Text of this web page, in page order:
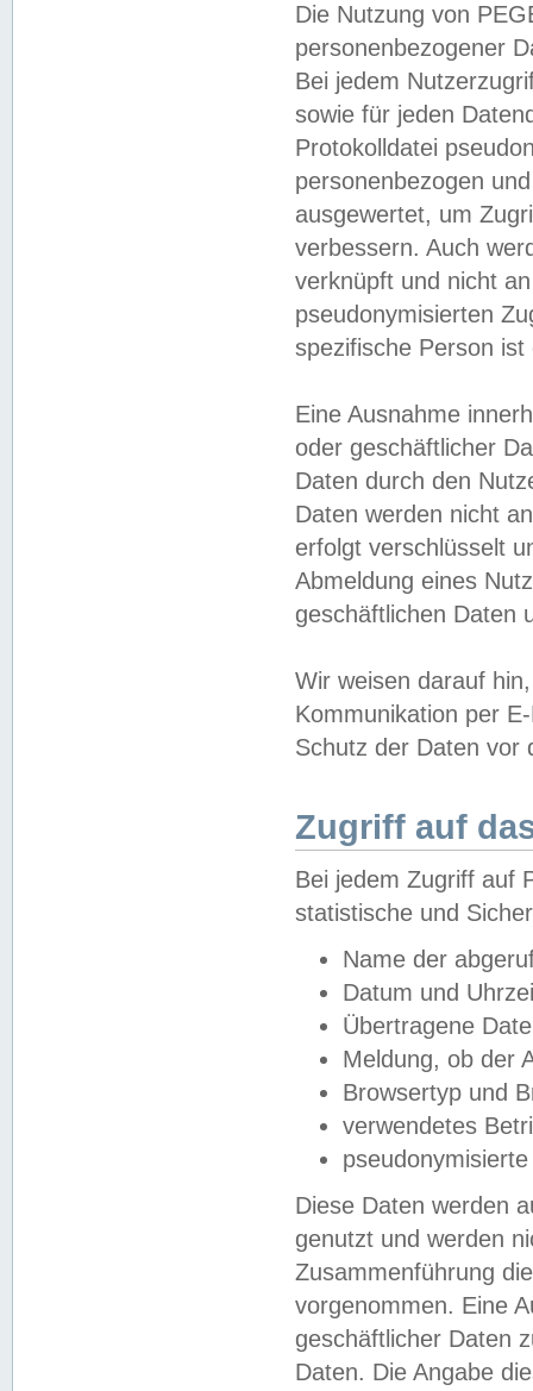
Die Nutzung von
personenbezogener
Bei jedem
sowie für jeden
Protokolldatei
personenbezogen
ausgewertet, um
verbessern. Auch
verknüpft und nicht
pseudonymisierten
spezifische Person
Eine Ausnahme
oder geschäftlicher
Daten durch den
Daten werden nicht
erfolgt verschlüsselt
Abmeldung eines
geschäftlichen Daten
Wir weisen darauf
Kommunikation per
Schutz der Daten vor
Zugriff auf
Bei jedem Zugriff auf
statistische und
Name der
Datum und
Übertragene
Meldung, ob der
Browsertyp und
verwendetes
Diese Daten werden
genutzt und werden
Zusammenführung
vorgenommen. Eine
geschäftlicher Daten
Daten. Die Angabe